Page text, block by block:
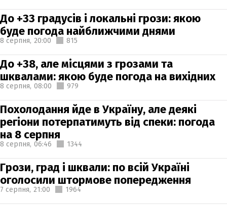
До +33 градусів і локальні грози: якою
буде погода найближчими днями
8 серпня, 20:00 815
До +38, але місцями з грозами та
шквалами: якою буде погода на вихідних
8 серпня, 08:00 979
Похолодання йде в Україну, але деякі
регіони потерпатимуть від спеки: погода
на 8 серпня
8 серпня, 06:46 1344
Грози, град і шквали: по всій Україні
оголосили штормове попередження
7 серпня, 21:00 1964